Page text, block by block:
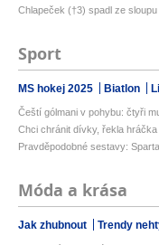
Chlapeček (†3) spadl ze
Sport
MS hokej 2025 Biatlon
Čeští gólmani v pohybu: čtyři
Chci chránit dívky, řekla hráčka
Pravděpodobné sestavy:
Móda a krása
Jak zhubnout Trendy